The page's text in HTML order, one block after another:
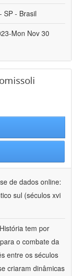
SP - Brasil
Mon Nov 30
de dados online:
sul (séculos xvi
tem por
o combate da
entre os séculos
criaram dinâmicas